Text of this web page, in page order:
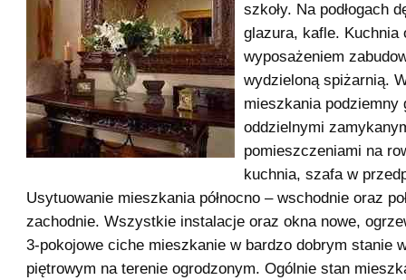
szkoły. Na podłogach
glazura, kafle. Kuchnia
wyposażeniem
wydzieloną spiżarnią.
mieszkania podziemny
oddzielnymi
pomieszczeniami na
kuchnia, szafa w
Usytuowanie mieszkania północno – wschodnie oraz
zachodnie. Wszystkie instalacje oraz okna nowe,
3-pokojowe ciche mieszkanie w bardzo dobrym stanie
piętrowym na terenie ogrodzonym. Ogólnie stan